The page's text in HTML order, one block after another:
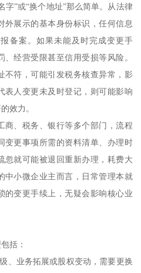
字”或“换个地址”那么简单。从法律
外展示的基本身份标识，任何信息
备案。如果未能及时完成变更手
经营受限甚至信用受损等风险。
不符，可能引发税务核查异常，影
表人变更未及时登记，则可能影响
效力。
商、税务、银行等多个部门，流程
变更事项所需的资料清单、办理时
忽就可能被退回重新办理，耗费大
中小微企业主而言，日常管理本就
的变更手续上，无疑会影响核心业
括：
、业务拓展或股权变动，需要更换